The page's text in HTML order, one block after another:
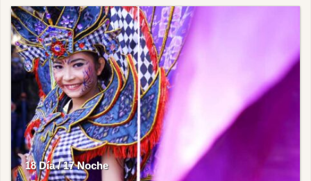
18 Día / 17 Noche